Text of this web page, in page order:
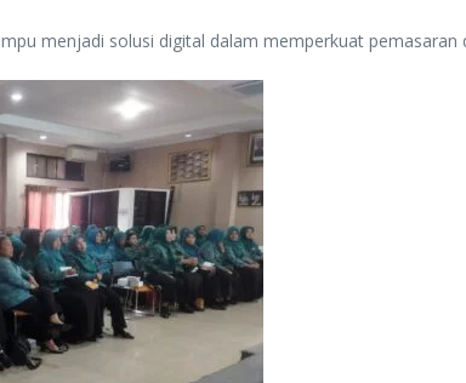
menjadi solusi digital dalam memperkuat pemasaran